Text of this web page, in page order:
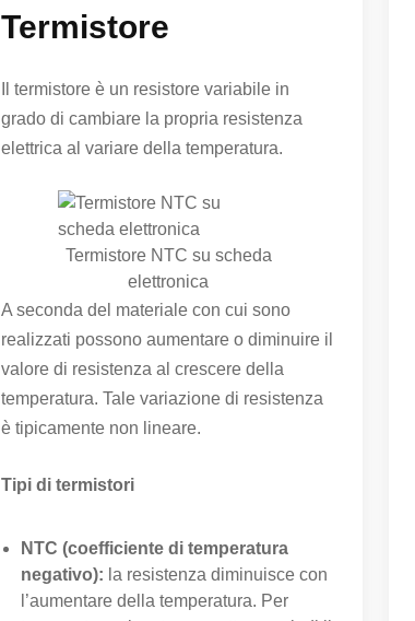
Termistore
Il termistore è un resistore variabile in
grado di cambiare la propria resistenza
elettrica al variare della temperatura.
Termistore NTC su scheda
elettronica
A seconda del materiale con cui sono
realizzati possono aumentare o diminuire il
valore di resistenza al crescere della
temperatura. Tale variazione di resistenza
è tipicamente non lineare.
Tipi di termistori
NTC (coefficiente di temperatura
negativo): la resistenza diminuisce con
l’aumentare della temperatura. Per